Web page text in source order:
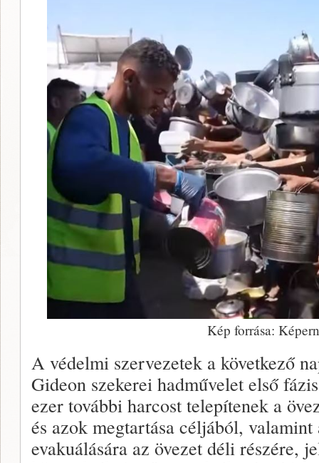
Kép forrása:
A védelmi szervezetek a következő
Gideon szekerei hadművelet első
ezer további harcost telepítenek a
és azok megtartása céljából,
evakuálására az övezet déli részére,